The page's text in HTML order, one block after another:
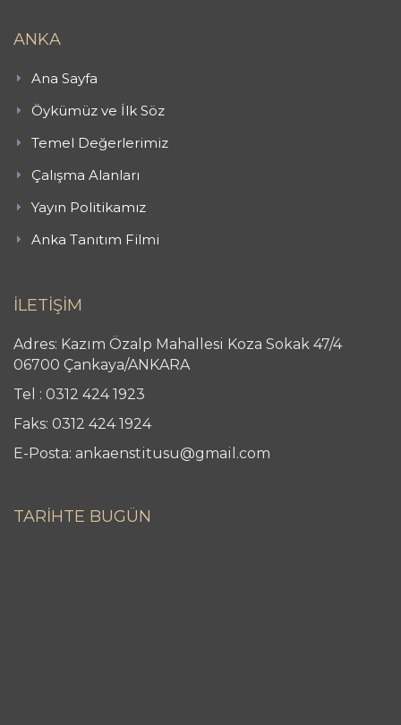
ANKA
Ana Sayfa
Öykümüz ve İlk Söz
Temel Değerlerimiz
Çalışma Alanları
Yayın Politikamız
Anka Tanıtım Filmi
İLETİŞİM
Adres: Kazım Özalp Mahallesi Koza Sokak 47/4
06700 Çankaya/ANKARA
Tel : 0312 424 1923
Faks: 0312 424 1924
E-Posta: ankaenstitusu@gmail.com
TARİHTE BUGÜN